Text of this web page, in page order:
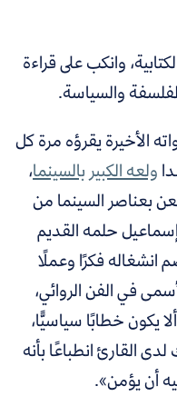
وانكب على قراءة
والسياسة.
الأخيرة يقرؤه مرة كل
ولعه الكبير بالسينما،
بعناصر السينما من
حلمه القديم
فكرًا وعملًا
في الفن الروائي،
يكون خطابًا سياسيًّا،
القارئ انطباعًا بأنه
أن يؤمن».